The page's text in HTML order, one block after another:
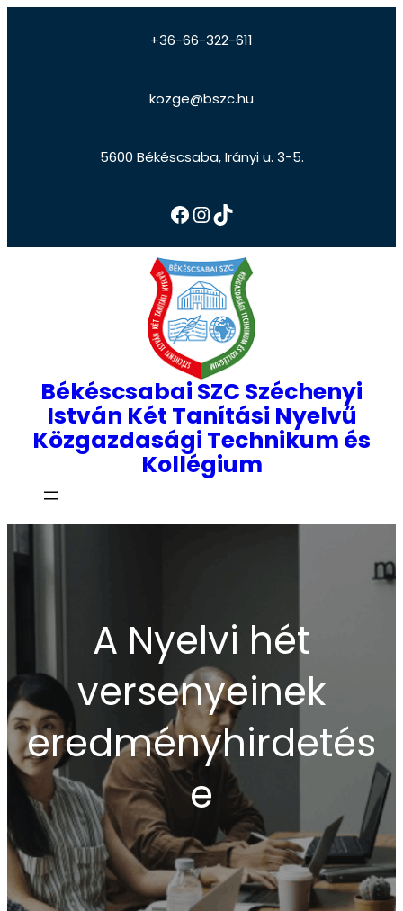
+36-66-322-611
kozge@bszc.hu
5600 Békéscsaba, Irányi u. 3-5.
Békéscsabai SZC Széchenyi
István Két Tanítási Nyelvű
Közgazdasági Technikum és
Kollégium
A Nyelvi hét
versenyeinek
eredményhirdetés
e